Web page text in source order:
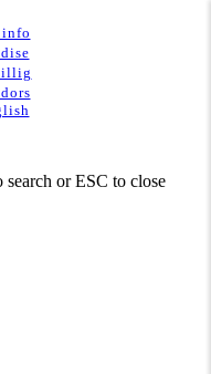
search or ESC to close